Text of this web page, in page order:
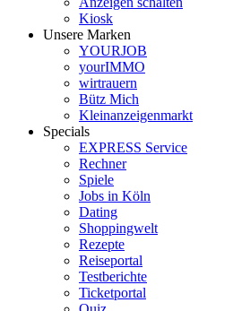
Kiosk
Unsere Marken
YOURJOB
yourIMMO
wirtrauern
Bütz Mich
Kleinanzeigenmarkt
Specials
EXPRESS Service
Rechner
Spiele
Jobs in Köln
Dating
Shoppingwelt
Rezepte
Reiseportal
Testberichte
Ticketportal